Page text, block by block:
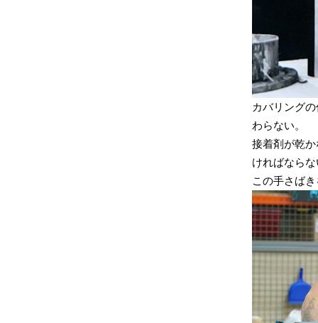
カバリング
わらない。
接着剤が乾
ければなら
この手さば